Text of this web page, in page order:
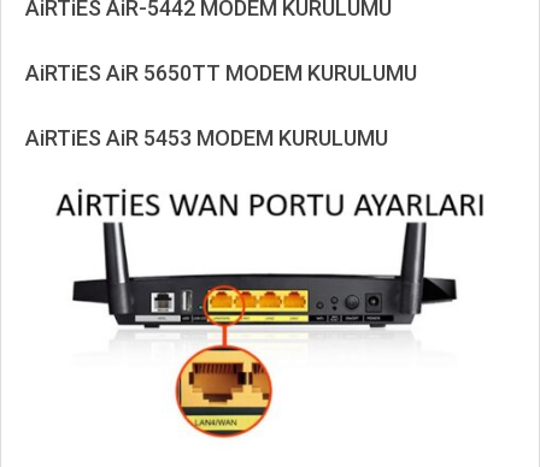
AiRTiES AiR-5442 MODEM KURULUMU
11-
AiRTiES AiR 5650TT MODEM KURULUMU
10-
AiRTiES AiR 5453 MODEM KURULUMU